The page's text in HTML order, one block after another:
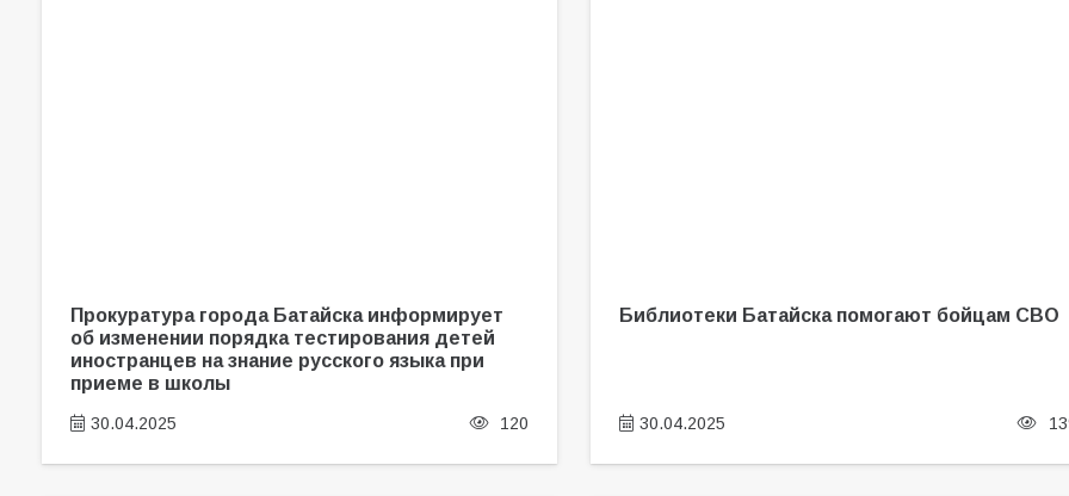
Прокуратура города Батайска информирует
об изменении порядка тестирования детей
иностранцев на знание русского языка при
приеме в школы
30.04.2025 120
Библиотеки Батайска помогают бойцам СВО
30.04.2025